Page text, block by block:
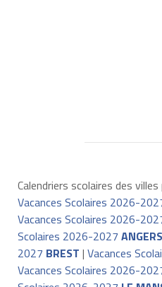
Calendriers scolaires des
Vacances Scolaires 2026-
Vacances Scolaires 2026-
Scolaires 2026-2027 ANGERS
2027 BREST | Vacances
Vacances Scolaires 2026-